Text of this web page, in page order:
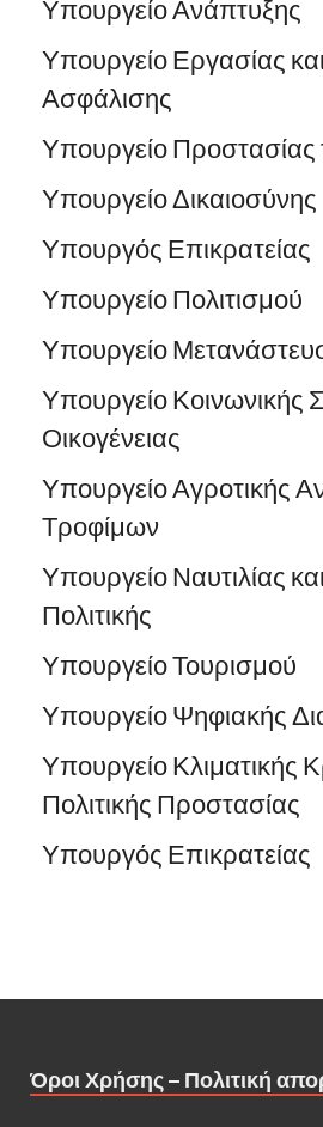
Υπουργείο Ανάπτυξης
Υπουργείο Εργασίας
Ασφάλισης
Υπουργείο Προστασίας
Υπουργείο Δικαιοσύνης
Υπουργός Επικρατείας
Υπουργείο Πολιτισμού
Υπουργείο
Υπουργείο Κοινωνικής
Οικογένειας
Υπουργείο Αγροτικής
Τροφίμων
Υπουργείο Ναυτιλίας
Πολιτικής
Υπουργείο Τουρισμού
Υπουργείο Ψηφιακής
Υπουργείο Κλιματικής
Πολιτικής Προστασίας
Υπουργός Επικρατείας
Όροι Χρήσης – Πολιτική